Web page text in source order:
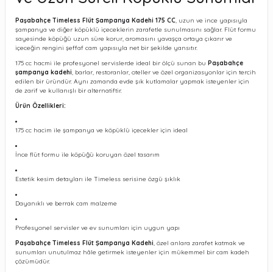
Paşabahçe Timeless Flüt Şampanya Kadehi 175 CC, uzun ve ince yapısıyla
şampanya ve diğer köpüklü içeceklerin zarafetle sunulmasını sağlar. Flüt formu
sayesinde köpüğü uzun süre korur, aromasını yavaşça ortaya çıkarır ve
içeceğin rengini şeffaf cam yapısıyla net bir şekilde yansıtır.
175 cc hacmi ile profesyonel servislerde ideal bir ölçü sunan bu Paşabahçe
şampanya kadehi, barlar, restoranlar, oteller ve özel organizasyonlar için tercih
edilen bir üründür. Aynı zamanda evde şık kutlamalar yapmak isteyenler için
de zarif ve kullanışlı bir alternatiftir.
Ürün Özellikleri:
175 cc hacim ile şampanya ve köpüklü içecekler için ideal
İnce flüt formu ile köpüğü koruyan özel tasarım
Estetik kesim detayları ile Timeless serisine özgü şıklık
Dayanıklı ve berrak cam malzeme
Profesyonel servisler ve ev sunumları için uygun yapı
Paşabahçe Timeless Flüt Şampanya Kadehi, özel anlara zarafet katmak ve
sunumları unutulmaz hâle getirmek isteyenler için mükemmel bir cam kadeh
çözümüdür.